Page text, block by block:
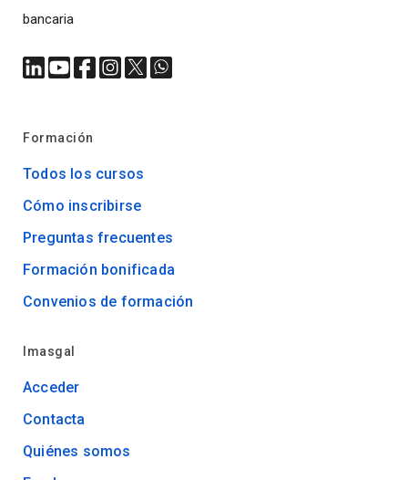
bancaria
Formación
Todos los cursos
Cómo inscribirse
Preguntas frecuentes
Formación bonificada
Convenios de formación
Imasgal
Acceder
Contacta
Quiénes somos